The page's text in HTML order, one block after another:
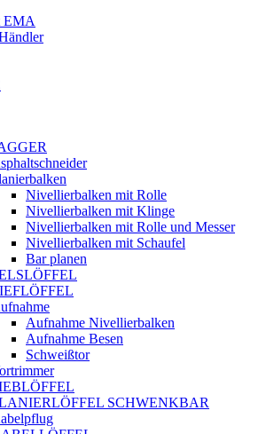
EMA
Nivellierbalken mit Rolle
Nivellierbalken mit Klinge
Nivellierbalken mit Rolle und Messer
Nivellierbalken mit Schaufel
Bar planen
Aufnahme Nivellierbalken
Aufnahme Besen
Schweißtor
SCHWENKBAR